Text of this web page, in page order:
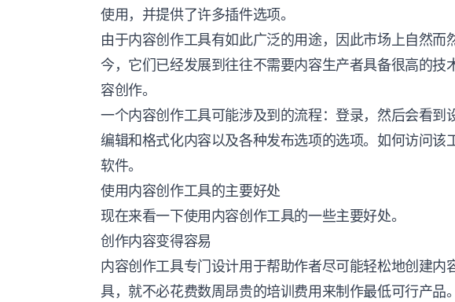
使用，并提供了许多插件选项。
由于内容创作工具有如此广泛的用途，因此市场上自然而
今，它们已经发展到往往不需要内容生产者具备很高的技
容创作。
一个内容创作工具可能涉及到的流程：登录，然后会看到
编辑和格式化内容以及各种发布选项的选项。如何访问该
软件。
使用内容创作工具的主要好处
现在来看一下使用内容创作工具的一些主要好处。
创作内容变得容易
内容创作工具专门设计用于帮助作者尽可能轻松地创建内
具，就不必花费数周昂贵的培训费用来制作最低可行产品